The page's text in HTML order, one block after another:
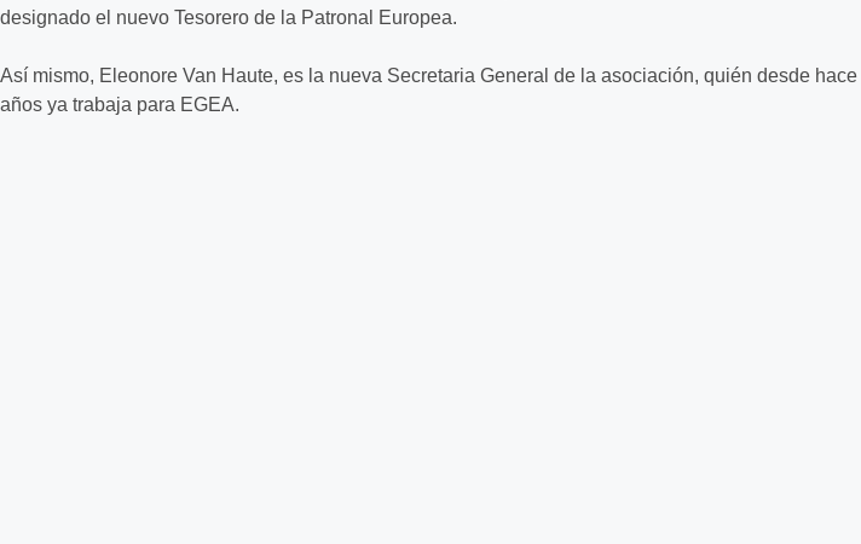
designado el nuevo Tesorero de la Patronal Europea.
Así mismo, Eleonore Van Haute, es la nueva Secretaria General de la asociación, quién desde hace
años ya trabaja para EGEA.